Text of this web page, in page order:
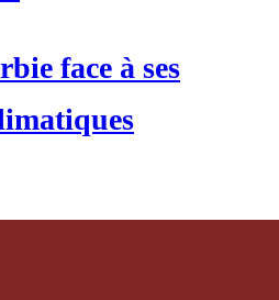
face à ses